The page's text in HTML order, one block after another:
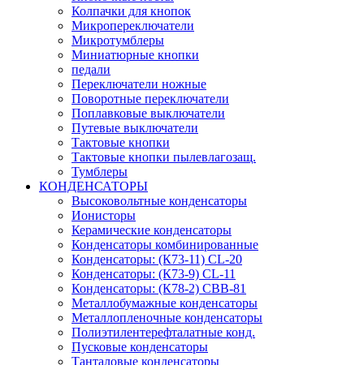
Колпачки для кнопок
Микропереключатели
Микротумблеры
Миниатюрные кнопки
педали
Переключатели ножные
Поворотные переключатели
Поплавковые выключатели
Путевые выключатели
Тактовые кнопки
Тактовые кнопки пылевлагозащ.
Тумблеры
КОНДЕНСАТОРЫ
Высоковольтные конденсаторы
Ионисторы
Керамические конденсаторы
Конденсаторы комбинированные
Конденсаторы: (К73-11) CL-20
Конденсаторы: (К73-9) CL-11
Конденсаторы: (К78-2) CBB-81
Металлобумажные конденсаторы
Металлопленочные конденсаторы
Полиэтилентерефталатные конд.
Пусковые конденсаторы
Танталовые конденсаторы